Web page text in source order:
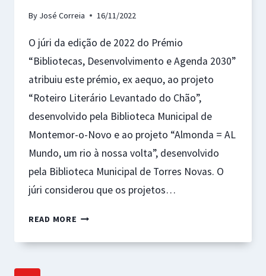
By José Correia 16/11/2022
O júri da edição de 2022 do Prémio
“Bibliotecas, Desenvolvimento e Agenda 2030”
atribuiu este prémio, ex aequo, ao projeto
“Roteiro Literário Levantado do Chão”,
desenvolvido pela Biblioteca Municipal de
Montemor-o-Novo e ao projeto “Almonda = AL
Mundo, um rio à nossa volta”, desenvolvido
pela Biblioteca Municipal de Torres Novas. O
júri considerou que os projetos…
READ MORE PRÉMIO
DESENVOLVIMENTO